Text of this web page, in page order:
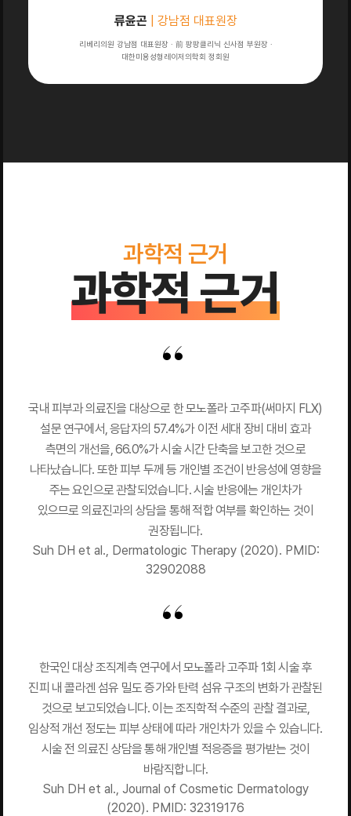
류윤곤 | 강남점 대표원장
리베리의원 강남점 대표원장 · 前 팡팡클리닉 신사점 부원장 ·
대한미용성형레이저의학회 정회원
과학적 근거
과학적 근거
국내 피부과 의료진을 대상으로 한 모노폴라 고주파(써마지 FLX)
설문 연구에서, 응답자의 57.4%가 이전 세대 장비 대비 효과
측면의 개선을, 66.0%가 시술 시간 단축을 보고한 것으로
나타났습니다. 또한 피부 두께 등 개인별 조건이 반응성에 영향을
주는 요인으로 관찰되었습니다. 시술 반응에는 개인차가
있으므로 의료진과의 상담을 통해 적합 여부를 확인하는 것이
권장됩니다.
Suh DH et al., Dermatologic Therapy (2020). PMID:
32902088
한국인 대상 조직계측 연구에서 모노폴라 고주파 1회 시술 후
진피 내 콜라겐 섬유 밀도 증가와 탄력 섬유 구조의 변화가 관찰된
것으로 보고되었습니다. 이는 조직학적 수준의 관찰 결과로,
임상적 개선 정도는 피부 상태에 따라 개인차가 있을 수 있습니다.
시술 전 의료진 상담을 통해 개인별 적응증을 평가받는 것이
바람직합니다.
Suh DH et al., Journal of Cosmetic Dermatology
(2020). PMID: 32319176